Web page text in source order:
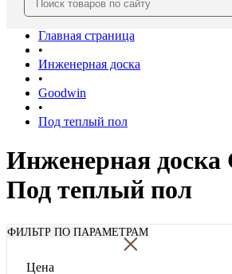
Главная страница
•
Инженерная доска
•
Goodwin
•
Под теплый пол
Инженерная доска
Под теплый пол
ФИЛЬТР ПО ПАРАМЕТРАМ
×
Цена